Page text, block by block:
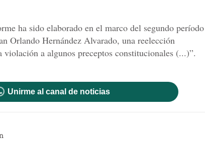
ha sido elaborado en el marco del segundo período
Orlando Hernández Alvarado, una reelección
violación a algunos preceptos constitucionales (...)”.
Unirme al canal de noticias